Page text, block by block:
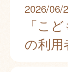
2026/06/
「こ
の利用